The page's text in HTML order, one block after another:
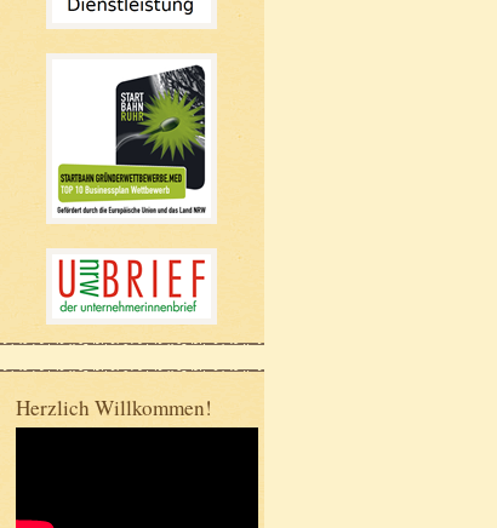
Herzlich Willkommen!